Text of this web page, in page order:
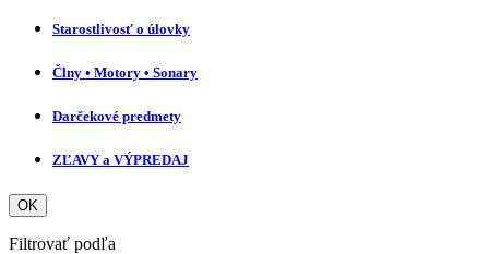
Starostlivosť o úlovky
Člny • Motory • Sonary
Darčekové predmety
ZĽAVY a VÝPREDAJ
OK
Filtrovať podľa